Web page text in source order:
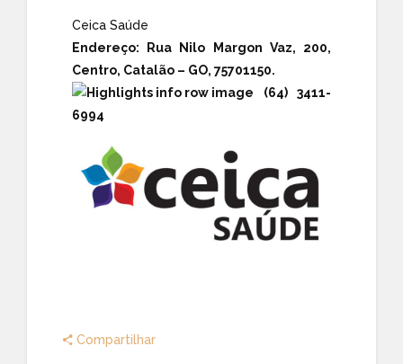
Ceica Saúde
Endereço: Rua Nilo Margon Vaz, 200,
Centro, Catalão – GO, 75701150.
(64) 3411-
6994
Compartilhar